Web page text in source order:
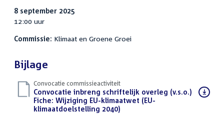
8 september 2025
12:00 uur
Commissie: Klimaat en Groene Groei
Bijlage
Convocatie commissieactiviteit
Download
bestand:
Convocatie inbreng schriftelijk overleg (v.s.o.)
Fiche: Wijziging EU-klimaatwet (EU-
klimaatdoelstelling 2040)